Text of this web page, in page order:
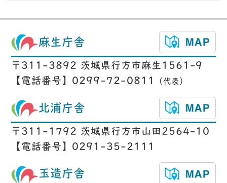
麻生庁舎
〒311-3892 茨城県行方市麻生1561-9
【電話番号】0299-72-0811
（代表）
北浦庁舎
〒311-1792 茨城県行方市山田2564-10
【電話番号】0291-35-2111
玉造庁舎